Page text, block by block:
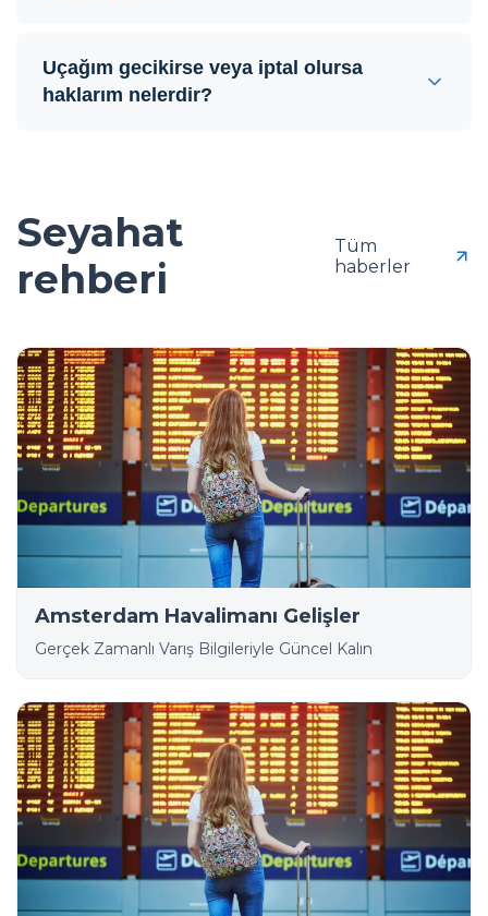
Uçağım gecikirse veya iptal olursa
haklarım nelerdir?
Seyahat
rehberi
Tüm
haberler
Amsterdam Havalimanı Gelişler
Gerçek Zamanlı Varış Bilgileriyle Güncel Kalın